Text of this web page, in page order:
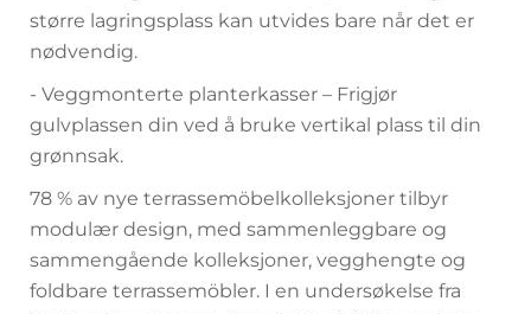
større lagringsplass kan utvides bare når det er
nødvendig.
- Veggmonterte planterkasser – Frigjør
gulvplassen din ved å bruke vertikal plass til din
grønnsak.
78 % av nye terrassemöbelkolleksjoner tilbyr
modulær design, med sammenleggbare og
sammengående kolleksjoner, vegghengte og
foldbare terrassemöbler. I en undersøkelse fra